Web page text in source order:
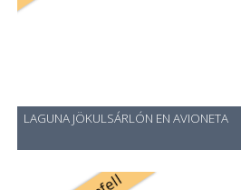
LAGUNA JÖKULSÁRLÓN EN AVIONETA